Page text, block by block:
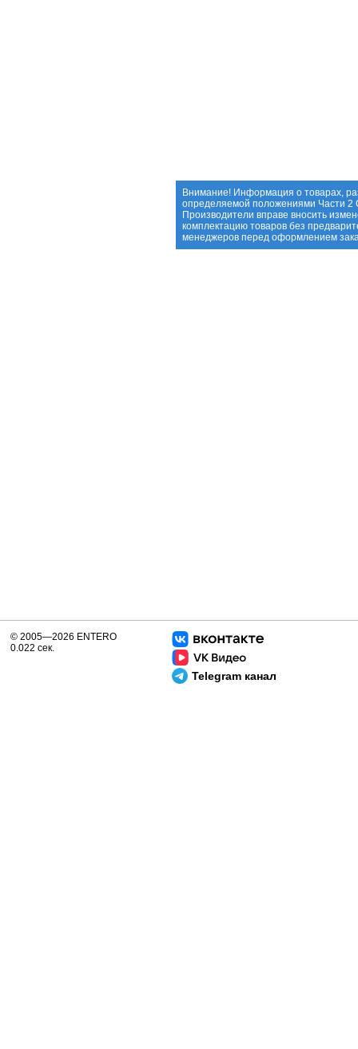
Внимание! Информация о товарах,
определяемой положениями Части 2
Производители вправе вносить
комплектацию товаров без
менеджеров перед оформлением
Telegram канал
© 2005—2026 ENTERO
0.022 сек.